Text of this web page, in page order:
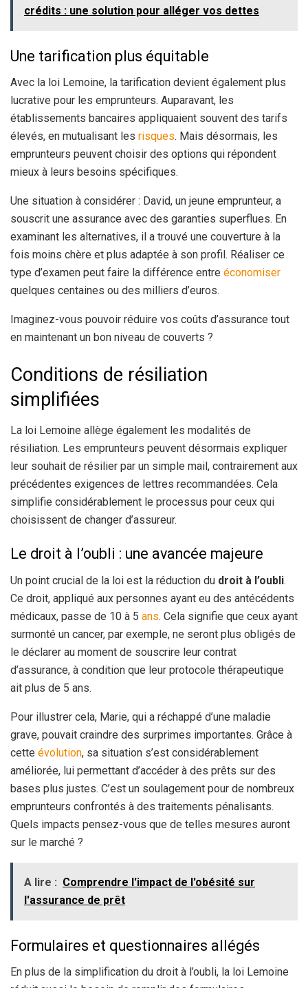
crédits : une solution pour alléger vos dettes
Une tarification plus équitable
Avec la loi Lemoine, la tarification devient également plus
lucrative pour les emprunteurs. Auparavant, les
établissements bancaires appliquaient souvent des tarifs
élevés, en mutualisant les risques. Mais désormais, les
emprunteurs peuvent choisir des options qui répondent
mieux à leurs besoins spécifiques.
Une situation à considérer : David, un jeune emprunteur, a
souscrit une assurance avec des garanties superflues. En
examinant les alternatives, il a trouvé une couverture à la
fois moins chère et plus adaptée à son profil. Réaliser ce
type d’examen peut faire la différence entre économiser
quelques centaines ou des milliers d’euros.
Imaginez-vous pouvoir réduire vos coûts d’assurance tout
en maintenant un bon niveau de couverts ?
Conditions de résiliation
simplifiées
La loi Lemoine allège également les modalités de
résiliation. Les emprunteurs peuvent désormais expliquer
leur souhait de résilier par un simple mail, contrairement aux
précédentes exigences de lettres recommandées. Cela
simplifie considérablement le processus pour ceux qui
choisissent de changer d’assureur.
Le droit à l’oubli : une avancée majeure
Un point crucial de la loi est la réduction du droit à l’oubli.
Ce droit, appliqué aux personnes ayant eu des antécédents
médicaux, passe de 10 à 5 ans. Cela signifie que ceux ayant
surmonté un cancer, par exemple, ne seront plus obligés de
le déclarer au moment de souscrire leur contrat
d’assurance, à condition que leur protocole thérapeutique
ait plus de 5 ans.
Pour illustrer cela, Marie, qui a réchappé d’une maladie
grave, pouvait craindre des surprimes importantes. Grâce à
cette évolution, sa situation s’est considérablement
améliorée, lui permettant d’accéder à des prêts sur des
bases plus justes. C’est un soulagement pour de nombreux
emprunteurs confrontés à des traitements pénalisants.
Quels impacts pensez-vous que de telles mesures auront
sur le marché ?
A lire : Comprendre l'impact de l'obésité sur
l'assurance de prêt
Formulaires et questionnaires allégés
En plus de la simplification du droit à l’oubli, la loi Lemoine